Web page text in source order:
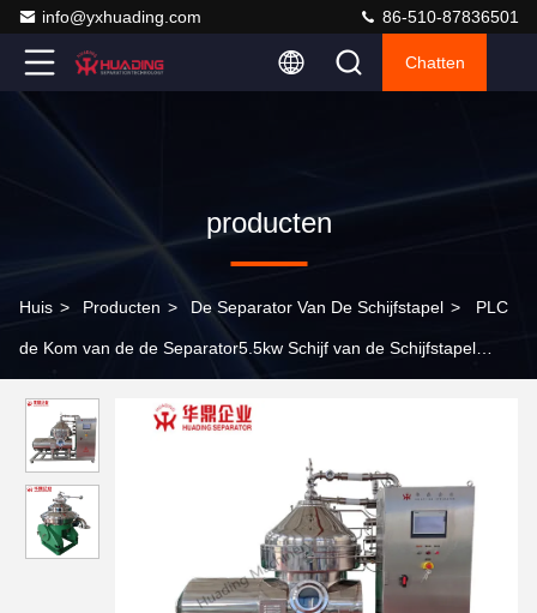
info@yxhuading.com 86-510-87836501
Chatten
producten
Huis > Producten > De Separator Van De Schijfstapel > PLC
de Kom van de de Separator5.5kw Schijf van de Schijfstapel